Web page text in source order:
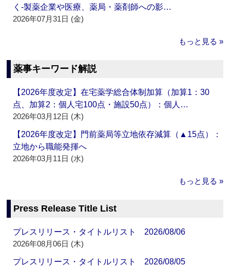
く‐製薬企業や医療、薬局・薬剤師への影…
2026年07月31日 (金)
もっと見る »
薬事キーワード解説
【2026年度改定】在宅薬学総合体制加算（加算1：30
点、加算2：個人宅100点・施設50点）：個人…
2026年03月12日 (木)
【2026年度改定】門前薬局等立地依存減算（▲15点）：
立地から職能発揮へ
2026年03月11日 (水)
もっと見る »
Press Release Title List
プレスリリース・タイトルリスト 2026/08/06
2026年08月06日 (木)
プレスリリース・タイトルリスト 2026/08/05